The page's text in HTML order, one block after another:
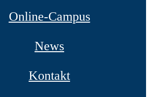
Online-Campus
News
Kontakt